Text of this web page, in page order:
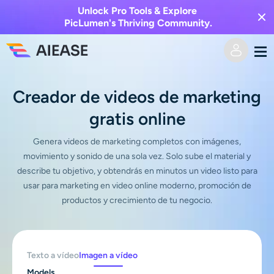
Unlock Pro Tools & Explore
PicLumen's Thriving Community.
Texto a video
Imagen a video
Generador de besos de IA
Efectos de video
Imagen AI
Texto a imagen
Editor y creador de fotos
Precios
Creador de videos de marketing
gratis online
Genera videos de marketing completos con imágenes,
movimiento y sonido de una sola vez. Solo sube el material y
describe tu objetivo, y obtendrás en minutos un video listo para
usar para marketing en video online moderno, promoción de
productos y crecimiento de tu negocio.
Texto a vídeoImagen a vídeo